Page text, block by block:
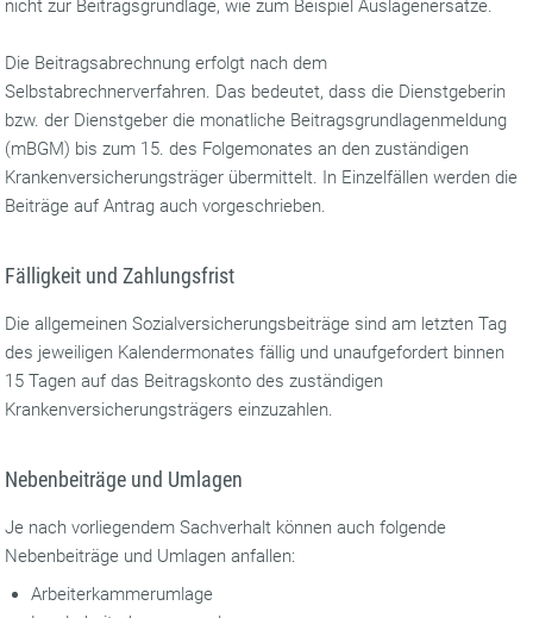
nicht zur Beitragsgrundlage, wie zum Beispiel Auslagenersätze.
Die Beitragsabrechnung erfolgt nach dem
Selbstabrechnerverfahren. Das bedeutet, dass die Dienstgeberin
bzw. der Dienstgeber die monatliche Beitragsgrundlagenmeldung
(mBGM) bis zum 15. des Folgemonates an den zuständigen
Krankenversicherungsträger übermittelt. In Einzelfällen werden die
Beiträge auf Antrag auch vorgeschrieben.
Fälligkeit und Zahlungsfrist
Die allgemeinen Sozialversicherungsbeiträge sind am letzten Tag
des jeweiligen Kalendermonates fällig und unaufgefordert binnen
15 Tagen auf das Beitrags­konto des zuständigen
Krankenversicherungsträgers einzuzahlen.
Nebenbeiträge und Umlagen
Je nach vorliegendem Sachverhalt können auch folgende
Nebenbeiträge und Umlagen anfallen:
Arbeiterkammerumlage